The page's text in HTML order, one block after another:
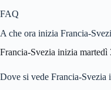
FAQ
A che ora inizia Francia-
Francia-Svezia inizia
Dove si vede Francia-Svezia